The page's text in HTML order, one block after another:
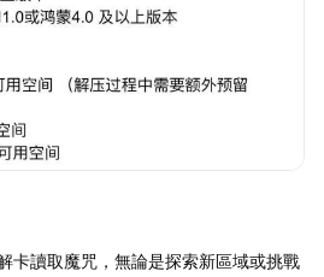
卡讀取魔咒，無論是探索新區域或挑戰